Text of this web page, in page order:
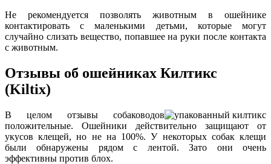
Не рекомендуется позволять животным в ошейнике
контактировать с маленькими детьми, которые могут
случайно слизать вещество, попавшее на руки после контакта
с животным.
Отзывы об ошейниках Килтикс
(Kiltix)
В целом отзывы собаководов
положительные. Ошейники действительно защищают от
укусов клещей, но не на 100%. У некоторых собак клещи
были обнаружены рядом с лентой. Зато они очень
эффективны против блох.